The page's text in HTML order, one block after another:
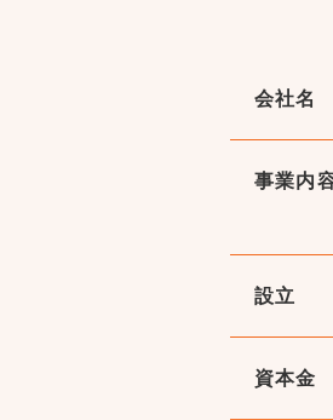
会社名
事業内
設立
資本金